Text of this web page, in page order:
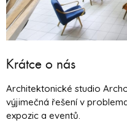
Krátce o nás
Architektonické studio
výjimečná řešení v
expozic a eventů.